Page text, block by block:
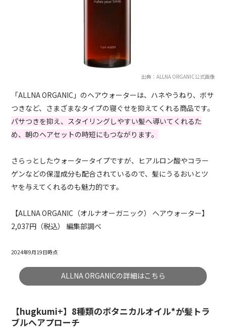
出典：ALLNA ORGANIC公式画像
「ALLNA ORGANIC」のヘアウォーターは、ハネやうねり、ボサ
つきなど、さまざまなタイプの寝ぐせを抑えてくれる商品です。
パサつきを抑え、スタイリングしやすい髪へ導いてくれるた
め、朝のヘアセットの時短にもつながります。
さらっとしたウォータータイプですが、ヒアルロン酸やコラー
ゲンなどの保湿成分も配合されているので、髪にうるおいとツ
ヤを与えてくれるのも魅力的です。
【ALLNA ORGANIC（オルナオーガニック） ヘアウォーター】
2,037円（税込） 編集部調べ
2024年9月19日時点
ALLNA ORGANICの詳細はこちら
【hugkumi+】8種類のボタニカルオイル*が髪トラ
ブルへアプローチ